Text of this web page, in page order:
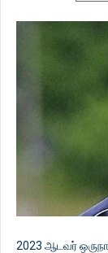
2023 ஆடவர்